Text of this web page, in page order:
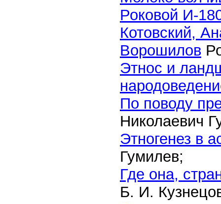
Роковой И-
Котовский,
Ворошилов
Этнос и
По поводу
Николаевич
Этногенез в
Гумилев;
Где она,
Б. И.